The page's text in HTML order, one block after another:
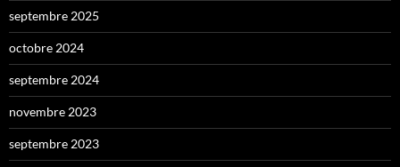
septembre 2025
octobre 2024
septembre 2024
novembre 2023
septembre 2023